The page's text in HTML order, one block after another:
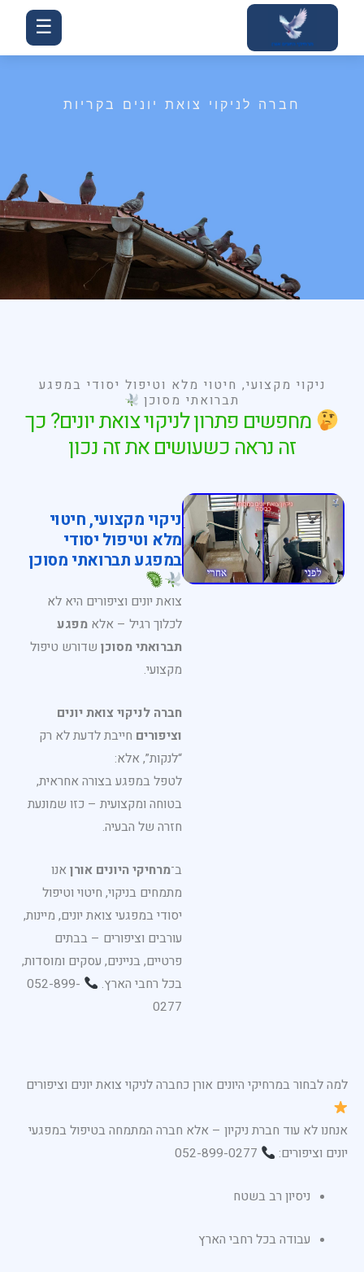
☰
חברה לניקוי צואת יונים בקריות
ניקוי מקצועי, חיטוי מלא וטיפול יסודי במפגע
תברואתי מסוכן
מחפשים פתרון לניקוי צואת יונים? כך
זה נראה כשעושים את זה נכון
ניקוי מקצועי, חיטוי
מלא וטיפול יסודי
במפגע תברואתי מסוכן
צואת יונים וציפורים היא לא
לכלוך רגיל – אלא מפגע
תברואתי מסוכן שדורש טיפול
מקצועי.
חברה לניקוי צואת יונים
וציפורים חייבת לדעת לא רק
“לנקות”, אלא:
לטפל במפגע בצורה אחראית,
בטוחה ומקצועית – כזו שמונעת
חזרה של הבעיה.
ב־מרחיקי היונים אורןאנו
מתמחים בניקוי, חיטוי וטיפול
יסודי במפגעי צואת יונים, מיינות,
עורבים וציפורים – בבתים
פרטיים, בניינים, עסקים ומוסדות,
בכל רחבי הארץ.
052-899-
0277
למה לבחור במרחיקי היונים אורן כחברה לניקוי צואת יונים וציפורים
אנחנו לא עוד חברת ניקיון – אלא חברה המתמחה בטיפול במפגעי
יונים וציפורים:
ניסיון רב בשטח
עבודה בכל רחבי הארץ